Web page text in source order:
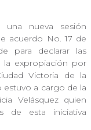
una nueva sesión
acuerdo No. 17 de
para declarar las
la expropiación por
Victoria de la
estuvo a cargo de la
Velásquez quien
de esta iniciativa